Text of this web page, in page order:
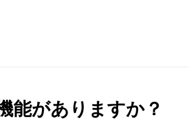
能がありますか？